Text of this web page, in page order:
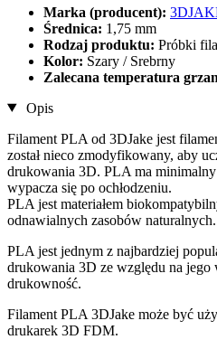
Marka (producent):
Średnica: 1,75 mm
Rodzaj produktu: Próbki
Kolor: Szary / Srebrny
Zalecana temperatura
Opis
Filament PLA od 3DJake jest
został nieco zmodyfikowany, aby
drukowania 3D. PLA ma
wypacza się po ochłodzeniu.
PLA jest materiałem
odnawialnych zasobów naturalnych.
PLA jest jednym z najbardziej
drukowania 3D ze względu na jego
drukowność.
Filament PLA 3DJake może być
drukarek 3D FDM.